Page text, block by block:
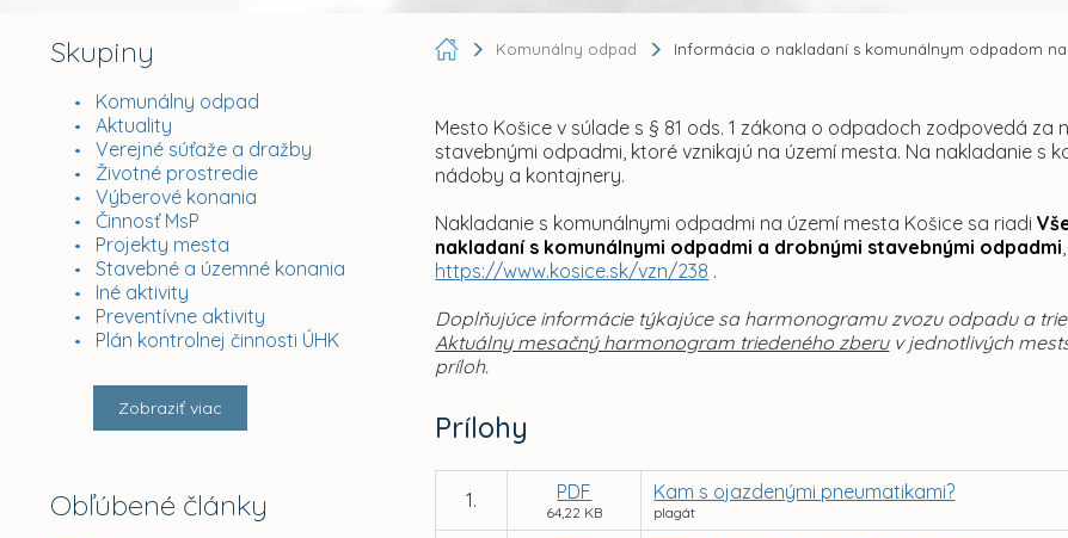
Skupiny
Komunálny odpad
Aktuality
Verejné súťaže a dražby
Životné prostredie
Výberové konania
Činnosť MsP
Projekty mesta
Stavebné a územné konania
Iné aktivity
Preventívne aktivity
Plán kontrolnej činnosti ÚHK
Zobraziť viac
Obľúbené články
Komunálny odpad Informácia o nakladaní s komunálnym odpadom
Mesto Košice v súlade s § 81 ods. 1 zákona o odpadoch zodpovedá
stavebnými odpadmi, ktoré vznikajú na území mesta. Na nakladanie s
nádoby a kontajnery.
Nakladanie s komunálnymi odpadmi na území mesta Košice sa riadi
nakladaní s komunálnymi odpadmi a drobnými stavebnými odpadmi
https://www.kosice.sk/vzn/238 .
Doplňujúce informácie týkajúce sa harmonogramu zvozu odpadu a
Aktuálny mesačný harmonogram triedeného zberuv jednotlivých
príloh.
Prílohy
1. PDF
64,22 KB
Kam s ojazdenými pneumatikami?
plagát